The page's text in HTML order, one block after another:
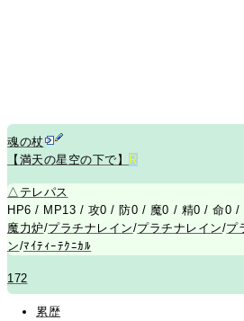
魂の杖
【満天の星空の下で】
R
△ テレパス
HP6 / MP13 / 攻0 / 防0 / 魔0 / 精0 / 命0 /
魔力炉/プラチナレイン/プラチナレイン/プ
ン/ﾏｲﾃｨｰﾃｸﾆｶﾙ
172
累歴